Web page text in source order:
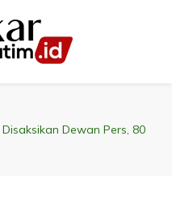
Dewan Pers, 80